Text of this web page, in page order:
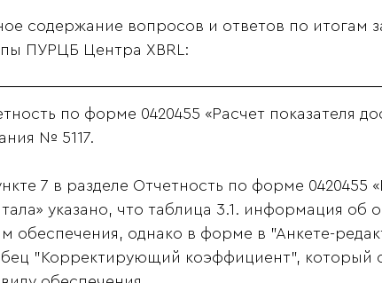
содержание вопросов и ответов по итогам
ПУРЦБ Центра XBRL:
по форме 0420455 «Расчет показателя
№ 5117.
7 в разделе Отчетность по форме 0420455
указано, что таблица 3.1. информация об
обеспечения, однако в форме в "Анкете-
"Корректирующий коэффициент", который